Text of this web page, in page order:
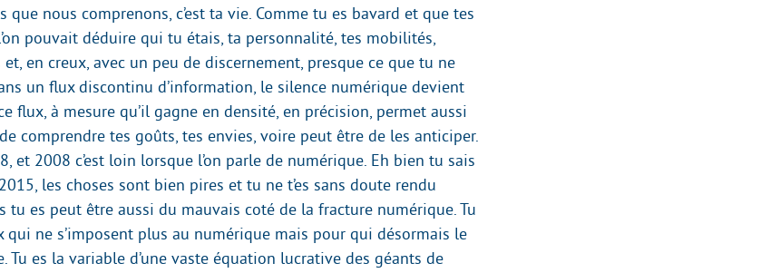
que nous comprenons, c’est ta vie. Comme tu es bavard et que tes
pouvait déduire qui tu étais, ta personnalité, tes mobilités,
en creux, avec un peu de discernement, presque ce que tu ne
un flux discontinu d’information, le silence numérique devient
flux, à mesure qu’il gagne en densité, en précision, permet aussi
comprendre tes goûts, tes envies, voire peut être de les anticiper.
et 2008 c’est loin lorsque l’on parle de numérique. Eh bien tu sais
les choses sont bien pires et tu ne t’es sans doute rendu
tu es peut être aussi du mauvais coté de la fracture numérique. Tu
qui ne s’imposent plus au numérique mais pour qui désormais le
Tu es la variable d’une vaste équation lucrative des géants de